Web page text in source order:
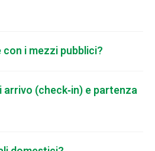
i mezzi pubblici?
arrivo (check‑in) e partenza